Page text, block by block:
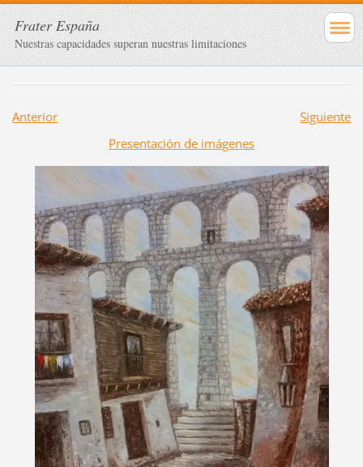
Frater España
Nuestras capacidades superan nuestras limitaciones
Anterior
Siguiente
Presentación de imágenes